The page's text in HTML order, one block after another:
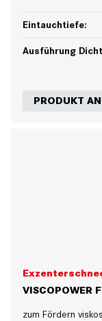
Eintauchtiefe:
Ausführung
PRODUKT
VISCOPOWER
zum Fördern